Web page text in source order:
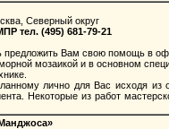
Северный округ
тел. (495) 681-79-21
предложить Вам свою помощь в
мозаикой и в основном
лично для Вас исходя из
Некоторые из работ